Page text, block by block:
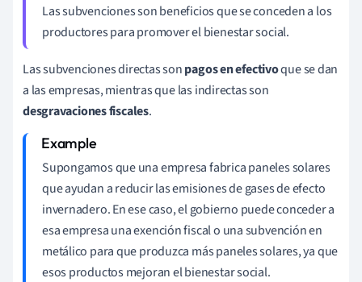
Las subvenciones son beneficios que se conceden a los
productores para promover el bienestar social.
Las subvenciones directas sonpagos en efectivoque se dan
a las empresas, mientras que las indirectas son
desgravaciones fiscales.
Supongamos que una empresa fabrica paneles solares
que ayudan a reducir las emisiones de gases de efecto
invernadero. En ese caso, el gobierno puede conceder a
esa empresa una exención fiscal o una subvención en
metálico para que produzca más paneles solares, ya que
esos productos mejoran el bienestar social.